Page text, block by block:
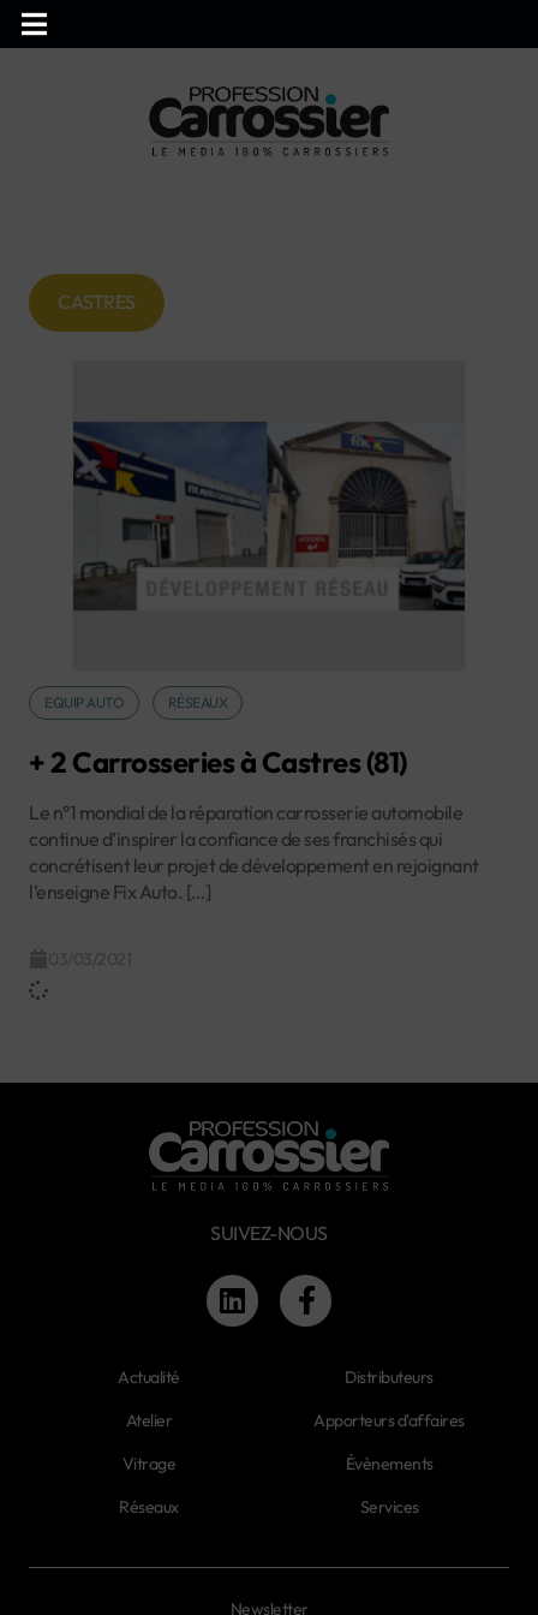
CASTRES
EQUIP AUTO RÉSEAUX
+ 2 Carrosseries à Castres (81)
Le n°1 mondial de la réparation carrosserie automobile
continue d’inspirer la confiance de ses franchisés qui
concrétisent leur projet de développement en rejoignant
l’enseigne Fix Auto. […]
SUIVEZ-NOUS
Actualité
Atelier
Vitrage
Réseaux
Distributeurs
Apporteurs d'affaires
Évènements
Services
Newsletter